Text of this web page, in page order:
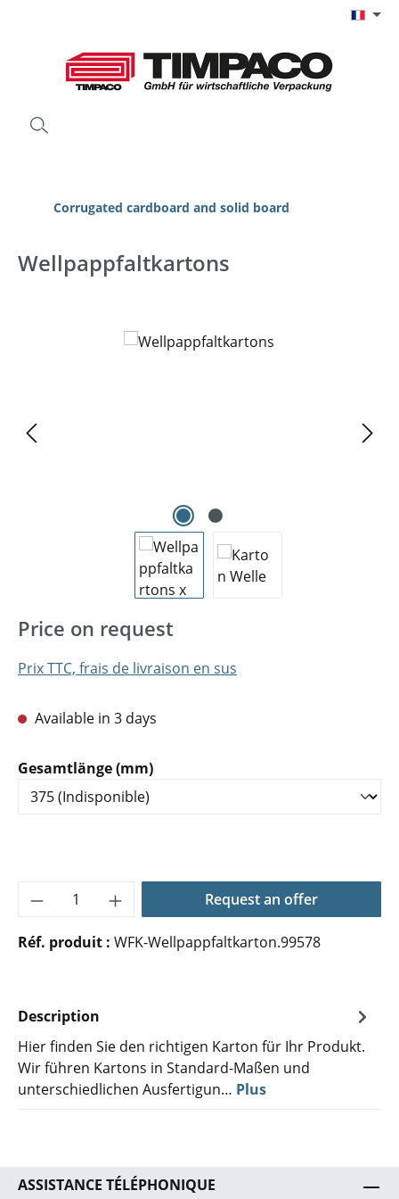
Corrugated cardboard and solid board
Wellpappfaltkartons
Ignorer la galerie d'images
Price on request
Prix TTC, frais de livraison en sus
Available in 3 days
Sélectionnez
Gesamtlänge (mm)
Quantité de produit : Entrez la
Request an offer
Réf. produit : WFK-Wellpappfaltkarton.99578
Description
Hier finden Sie den richtigen Karton für Ihr Produkt.
Wir führen Kartons in Standard-Maßen und
unterschiedlichen Ausfertigun… Plus
ASSISTANCE TÉLÉPHONIQUE